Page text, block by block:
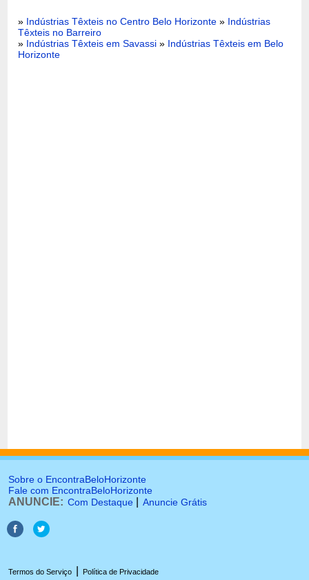
» Indústrias Têxteis no Centro Belo Horizonte » Indústrias
Têxteis no Barreiro
» Indústrias Têxteis em Savassi » Indústrias Têxteis em Belo
Horizonte
Sobre o EncontraBeloHorizonte
Fale com EncontraBeloHorizonte
ANUNCIE: Com Destaque Anuncie Grátis
Termos do Serviço Política de Privacidade